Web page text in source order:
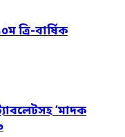
ত্রি-বার্ষিক
‘মাদক